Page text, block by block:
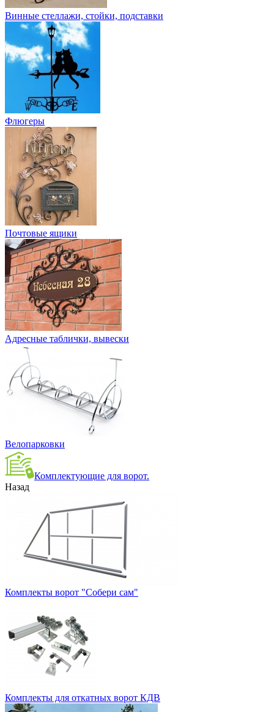
Винные стеллажи, стойки, подставки
Флюгеры
Почтовые ящики
Адресные таблички, вывески
Велопарковки
Комплектующие для ворот.
Назад
Комплекты ворот "Собери сам"
Комплекты для откатных ворот КДВ